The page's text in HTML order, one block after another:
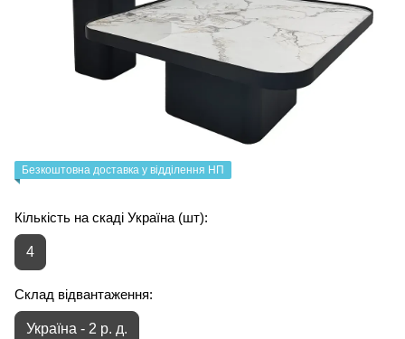
Безкоштовна доставка у відділення НП
Кількість на скаді Україна (шт):
4
Склад відвантаження:
Україна - 2 р. д.